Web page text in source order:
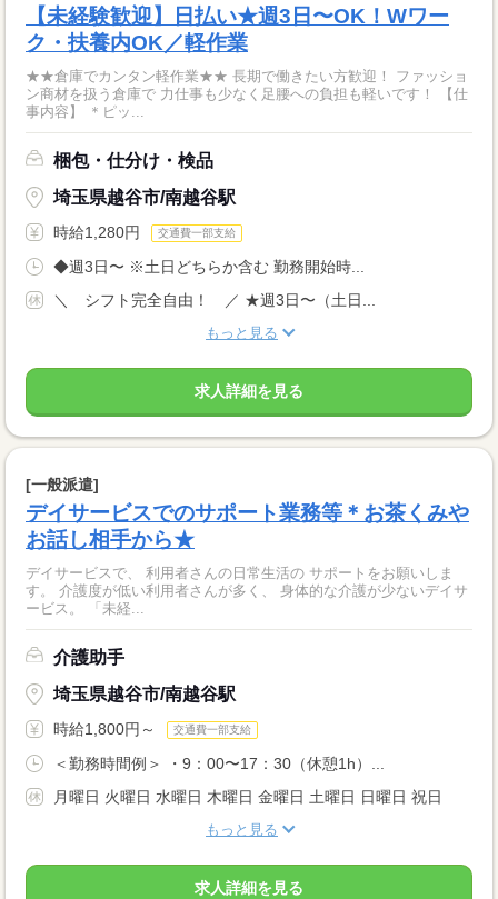
【未経験歓迎】日払い★週3日〜OK！Wワー
ク・扶養内OK／軽作業
★★倉庫でカンタン軽作業★★ 長期で働きたい方歓迎！ ファッショ
ン商材を扱う倉庫で 力仕事も少なく足腰への負担も軽いです！ 【仕
事内容】 ＊ピッ...
梱包・仕分け・検品
埼玉県越谷市/南越谷駅
時給1,280円 交通費一部支給
◆週3日〜 ※土日どちらか含む 勤務開始時...
＼ シフト完全自由！ ／ ★週3日〜（土日...
もっと見る
求人詳細を見る
[一般派遣]
デイサービスでのサポート業務等＊お茶くみや
お話し相手から★
デイサービスで、 利用者さんの日常生活の サポートをお願いしま
す。 介護度が低い利用者さんが多く、 身体的な介護が少ないデイサ
ービス。 「未経...
介護助手
埼玉県越谷市/南越谷駅
時給1,800円～ 交通費一部支給
＜勤務時間例＞ ・9：00〜17：30（休憩1h）...
月曜日 火曜日 水曜日 木曜日 金曜日 土曜日 日曜日 祝日
もっと見る
求人詳細を見る